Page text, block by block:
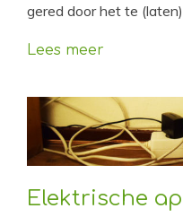
gered door het te (laten)
Lees meer
Elektrische